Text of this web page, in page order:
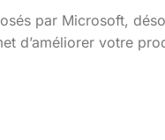
par Microsoft,
d’améliorer votre